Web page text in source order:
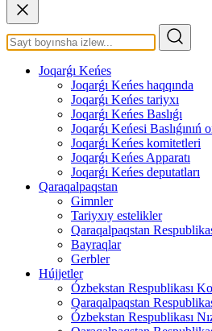
Joqarǵı Keńes
Joqarǵı Keńes haqqında
Joqarǵı Keńes tariyxı
Joqarǵı Keńes Baslıǵı
Joqarǵı Keńesi Baslıǵınıń
Joqarǵı Keńes komitetleri
Joqarǵı Keńes Apparatı
Joqarǵı Keńes deputatları
Qaraqalpaqstan
Gimnler
Tariyxıy estelikler
Qaraqalpaqstan
Bayraqlar
Gerbler
Hújjetler
Ózbekstan Respublikası
Qaraqalpaqstan
Ózbekstan Respublikası